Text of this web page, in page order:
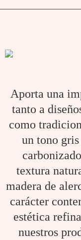
Aporta una
tanto a
como
un tono gris
textura
madera de
carácter
estética
nuestros